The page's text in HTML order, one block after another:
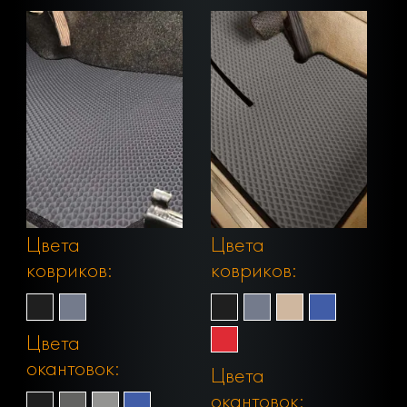
Цвета
ковриков:
Цвета
окантовок:
Цвета
ковриков:
Цвета
окантовок: